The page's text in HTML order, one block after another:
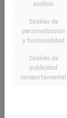
Todas las noticias..
#TePrestoMisOjos
Entretenimiento
Internacional
análisis
Cookies de
personalización
y funcionalidad
Cookies de
publicidad
comportamental